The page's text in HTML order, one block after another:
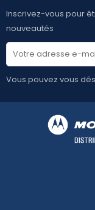
Inscrivez-vous pour
nouveautés
Vous pouvez vous